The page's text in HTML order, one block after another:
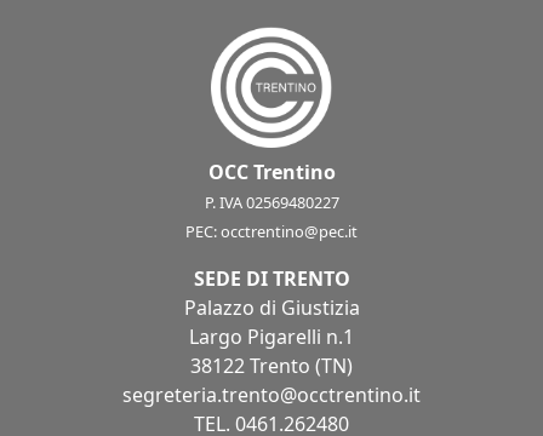
OCC Trentino
P. IVA 02569480227
PEC:occtrentino@pec.it
SEDE DI TRENTO
Palazzo di Giustizia
Largo Pigarelli n.1
38122 Trento (TN)
segreteria.trento@occtrentino.it
TEL. 0461.262480